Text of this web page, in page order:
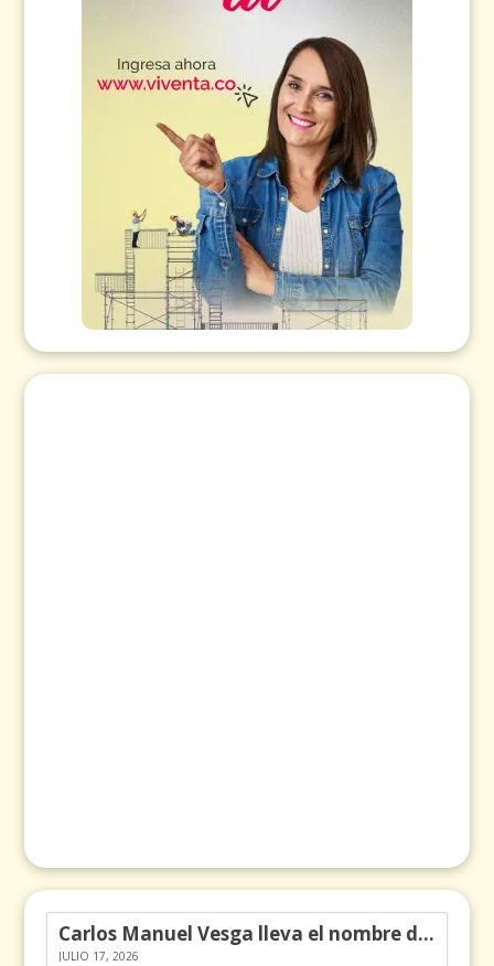
Carlos Manuel Vesga lleva el nombre de Colombia a los Emmy
JULIO 17, 2026